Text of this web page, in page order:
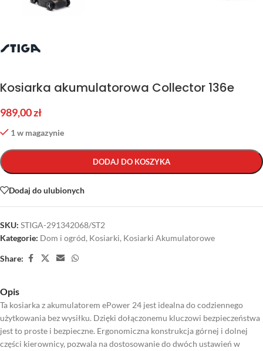
Kosiarka akumulatorowa Collector 136e
989,00zł
1 w magazynie
DODAJ DO KOSZYKA
Dodaj do ulubionych
SKU: STIGA-291342068/ST2
Kategorie: Dom i ogród, Kosiarki, Kosiarki Akumulatorowe
Share:
Opis
Ta kosiarka z akumulatorem ePower 24 jest idealna do codziennego
użytkowania bez wysiłku. Dzięki dołączonemu kluczowi bezpieczeństwa
jest to proste i bezpieczne. Ergonomiczna konstrukcja górnej i dolnej
części kierownicy, pozwala na dostosowanie do dwóch ustawień w